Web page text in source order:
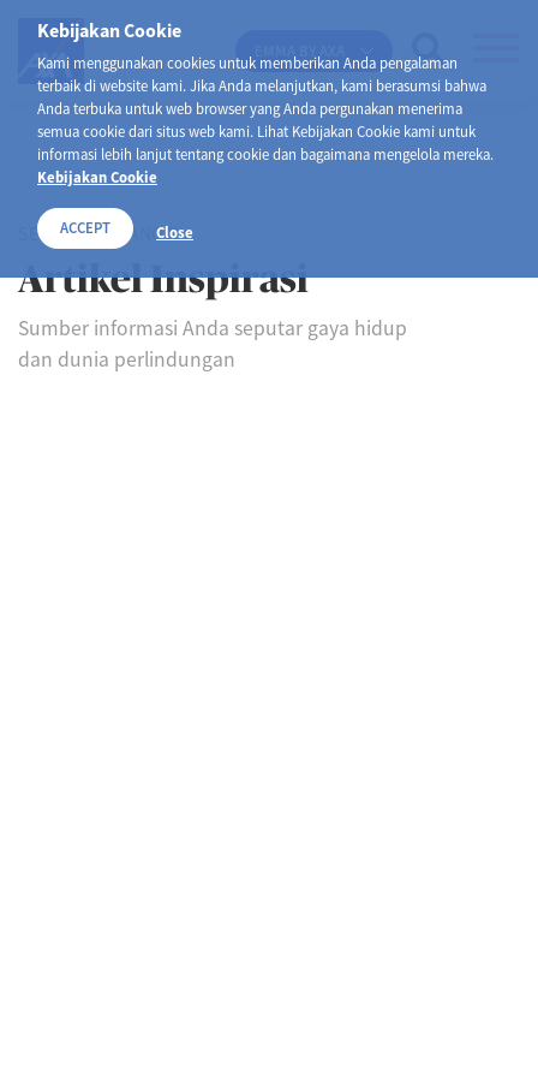
Kebijakan Cookie
Kami menggunakan cookies untuk memberikan Anda pengalaman
terbaik di website kami. Jika Anda melanjutkan, kami berasumsi bahwa
Anda terbuka untuk web browser yang Anda pergunakan menerima
semua cookie dari situs web kami. Lihat Kebijakan Cookie kami untuk
informasi lebih lanjut tentang cookie dan bagaimana mengelola mereka.
Kebijakan Cookie
ACCEPT Close
SELAMAT DATANG DI
Artikel Inspirasi
Sumber informasi Anda seputar gaya hidup
dan dunia perlindungan